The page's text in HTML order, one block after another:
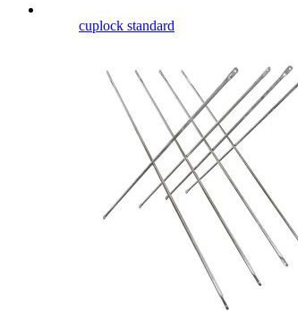
cuplock standard